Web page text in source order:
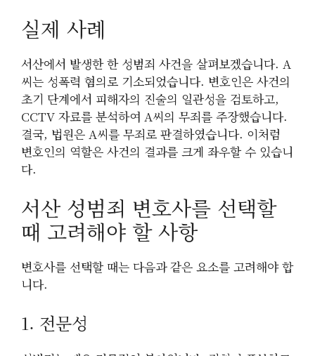
실제 사례
서산에서 발생한 한 성범죄 사건을 살펴보겠습니다. A
씨는 성폭력 혐의로 기소되었습니다. 변호인은 사건의
초기 단계에서 피해자의 진술의 일관성을 검토하고,
CCTV 자료를 분석하여 A씨의 무죄를 주장했습니다.
결국, 법원은 A씨를 무죄로 판결하였습니다. 이처럼
변호인의 역할은 사건의 결과를 크게 좌우할 수 있습니
다.
서산 성범죄 변호사를 선택할
때 고려해야 할 사항
변호사를 선택할 때는 다음과 같은 요소를 고려해야 합
니다.
1. 전문성